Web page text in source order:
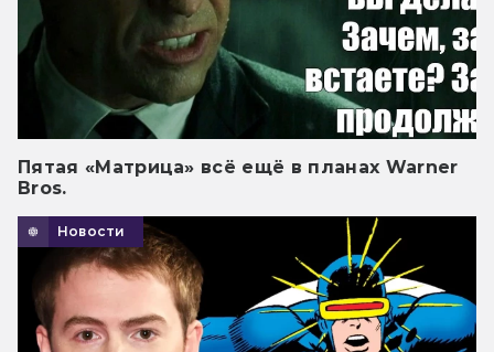
Пятая «Матрица» всё ещё в планах Warner
Bros.
Новости